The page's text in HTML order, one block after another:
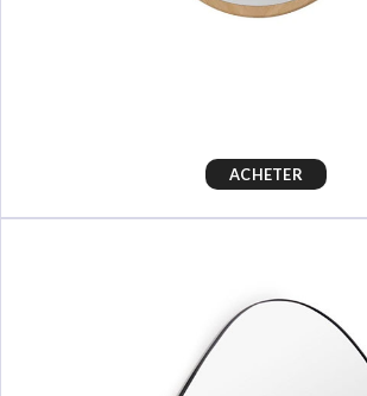
ACHETER